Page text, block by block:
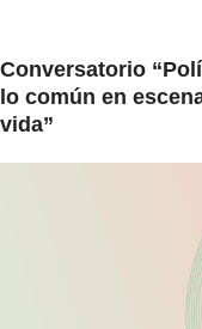
Conversatorio
lo común en
vida”